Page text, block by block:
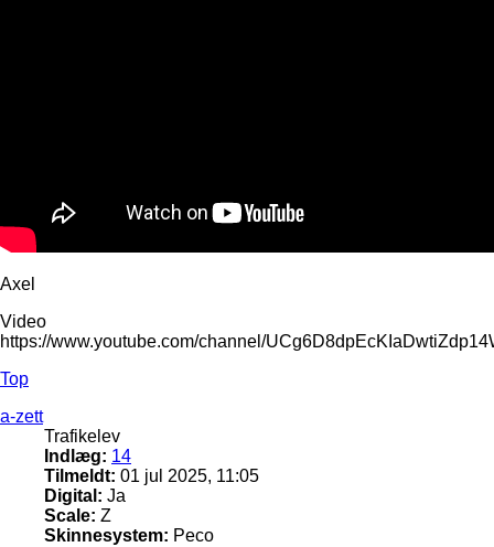
Axel
Video
https://www.youtube.com/channel/
Top
a-zett
Trafikelev
Indlæg: 14
Tilmeldt: 01 jul 2025, 11:05
Digital: Ja
Scale: Z
Skinnesystem: Peco